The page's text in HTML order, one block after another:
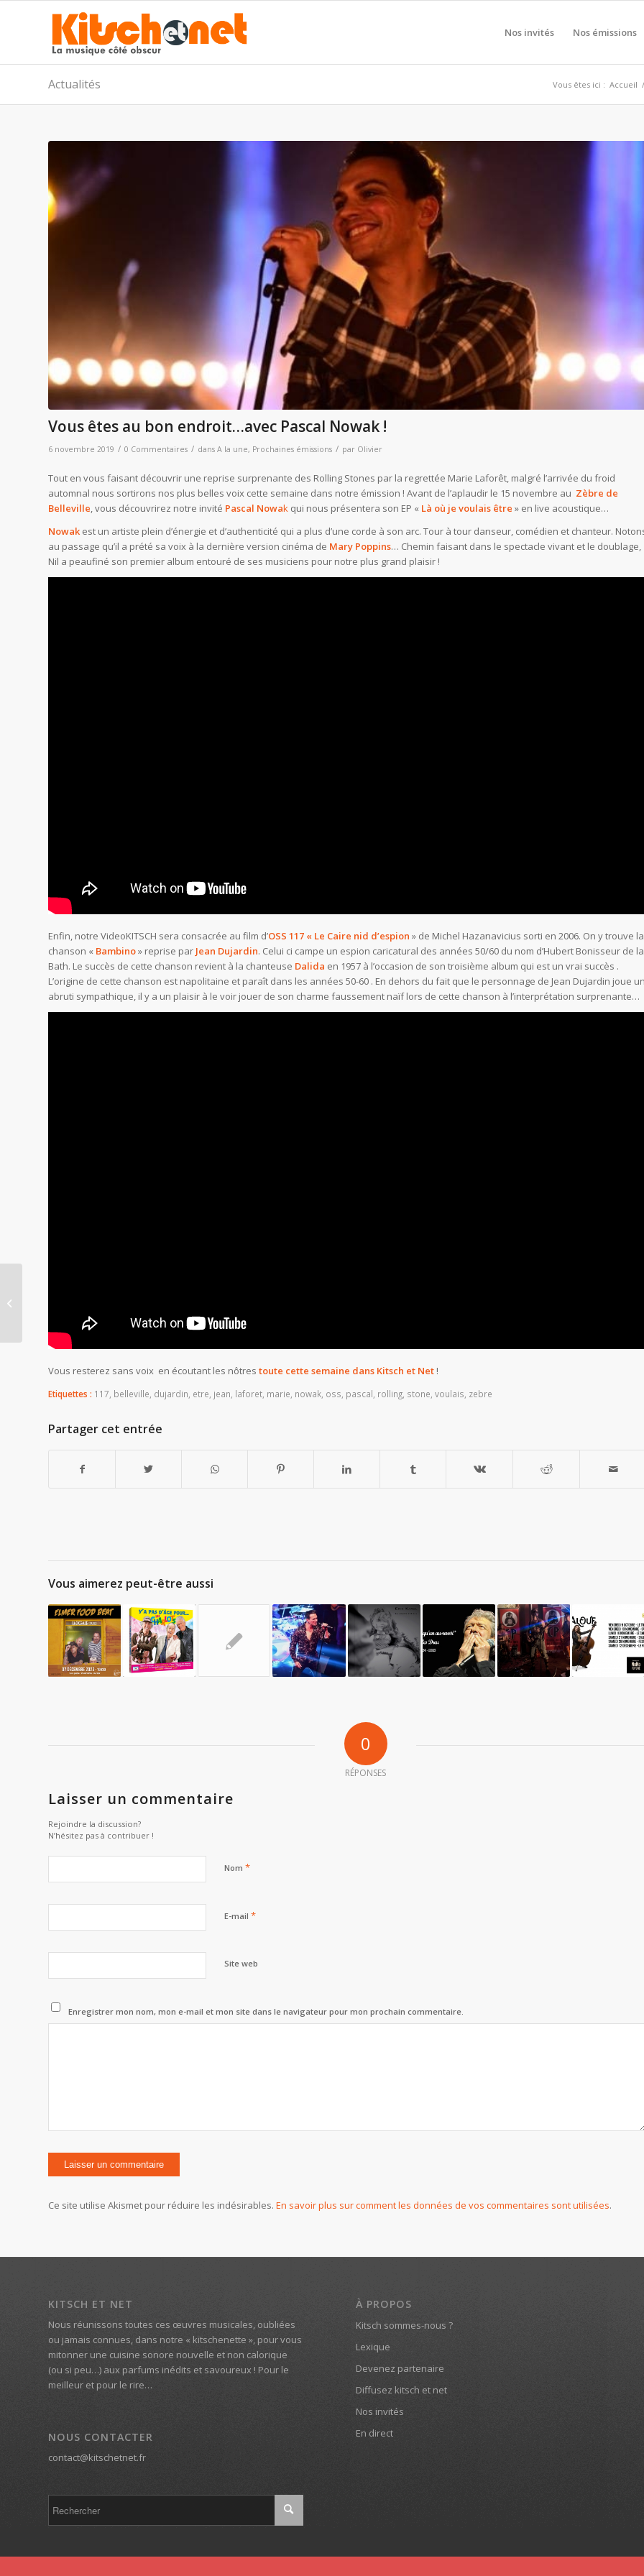
Nos invités Nos émissions
Actualités Vous êtes ici : Accueil /
Vous êtes au bon endroit…avec Pascal Nowak !
6 novembre 2019 / 0 Commentaires / dans A la une, Prochaines émissions / par Olivier
Tout en vous faisant découvrir une reprise surprenante des Rolling Stones par la regrettée Marie Laforêt, malgré l’arrivée du froid
automnal nous sortirons nos plus belles voix cette semaine dans notre émission ! Avant de l’aplaudir le 15 novembre au Zèbre de
Belleville, vous découvrirez notre invité Pascal Nowak qui nous présentera son EP « Là où je voulais être » en live acoustique…
Nowak est un artiste plein d’énergie et d’authenticité qui a plus d’une corde à son arc. Tour à tour danseur, comédien et chanteur.
au passage qu’il a prété sa voix à la dernière version cinéma de Mary Poppins… Chemin faisant dans le spectacle vivant et le doublage,
Nil a peaufiné son premier album entouré de ses musiciens pour notre plus grand plaisir !
Enfin, notre VideoKITSCH sera consacrée au film d’OSS 117 « Le Caire nid d’espion » de Michel Hazanavicius sorti en 2006. On y trouve la
chanson « Bambino» reprise par Jean Dujardin. Celui ci campe un espion caricatural des années 50/60 du nom d’Hubert Bonisseur de la
Bath. Le succès de cette chanson revient à la chanteuse Dalida en 1957 à l’occasion de son troisième album qui est un vrai succès .
L’origine de cette chanson est napolitaine et paraît dans les années 50-60 . En dehors du fait que le personnage de Jean Dujardin joue
abruti sympathique, il y a un plaisir à le voir jouer de son charme faussement naïf lors de cette chanson à l’interprétation surprenante…
Vous resterez sans voix en écoutant les nôtres toute cette semaine dans Kitsch et Net !
Etiquettes : 117 belleville dujardin etre jean laforet marie nowak oss pascal rolling stone voulais zebre
Partager cet entrée
Vous aimerez peut-être aussi
0
RÉPONSES
Laisser un commentaire
Rejoindre la discussion?
N’hésitez pas à contribuer !
Nom *
E-mail *
Site web
Enregistrer mon nom, mon e-mail et mon site dans le navigateur pour mon prochain commentaire.
Ce site utilise Akismet pour réduire les indésirables. En savoir plus sur comment les données de vos commentaires sont utilisées.
KITSCH ET NET
Nous réunissons toutes ces œuvres musicales, oubliées
ou jamais connues, dans notre « kitschenette », pour vous
mitonner une cuisine sonore nouvelle et non calorique
(ou si peu…) aux parfums inédits et savoureux ! Pour le
meilleur et pour le rire…
NOUS CONTACTER
contact@kitschetnet.fr
À PROPOS
Kitsch sommes-nous ?
Lexique
Devenez partenaire
Diffusez kitsch et net
Nos invités
En direct